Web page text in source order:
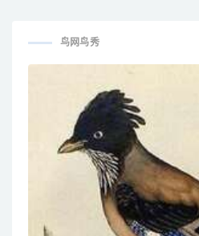
鸟网鸟秀